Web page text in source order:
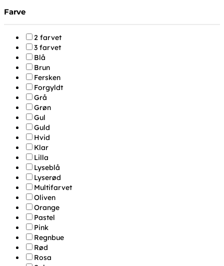
Farve
2 farvet
3 farvet
Blå
Brun
Fersken
Forgyldt
Grå
Grøn
Gul
Guld
Hvid
Klar
Lilla
Lyseblå
Lyserød
Multifarvet
Oliven
Orange
Pastel
Pink
Regnbue
Rød
Rosa